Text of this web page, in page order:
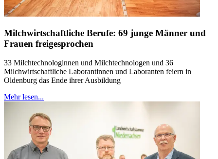
Milchwirtschaftliche Berufe: 69 junge Männer und
Frauen freigesprochen
33 Milchtechnologinnen und Milchtechnologen und 36
Milchwirtschaftliche Laborantinnen und Laboranten feiern in
Oldenburg das Ende ihrer Ausbildung
Mehr lesen...